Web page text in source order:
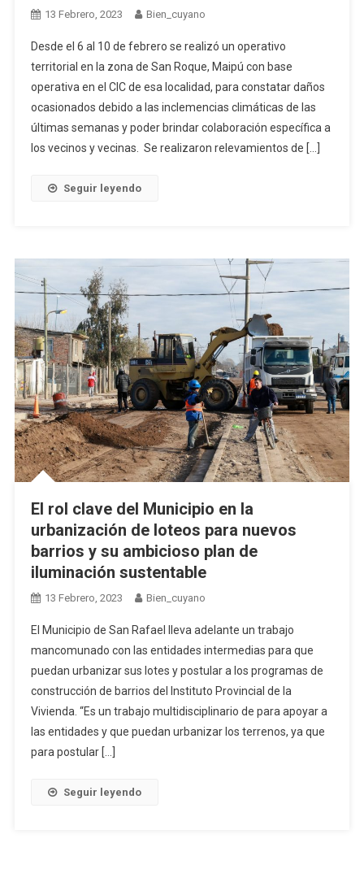
13 Febrero, 2023 Bien_cuyano
Desde el 6 al 10 de febrero se realizó un operativo
territorial en la zona de San Roque, Maipú con base
operativa en el CIC de esa localidad, para constatar daños
ocasionados debido a las inclemencias climáticas de las
últimas semanas y poder brindar colaboración específica a
los vecinos y vecinas. Se realizaron relevamientos de […]
Seguir leyendo
El rol clave del Municipio en la
urbanización de loteos para nuevos
barrios y su ambicioso plan de
iluminación sustentable
13 Febrero, 2023 Bien_cuyano
El Municipio de San Rafael lleva adelante un trabajo
mancomunado con las entidades intermedias para que
puedan urbanizar sus lotes y postular a los programas de
construcción de barrios del Instituto Provincial de la
Vivienda. “Es un trabajo multidisciplinario de para apoyar a
las entidades y que puedan urbanizar los terrenos, ya que
para postular […]
Seguir leyendo